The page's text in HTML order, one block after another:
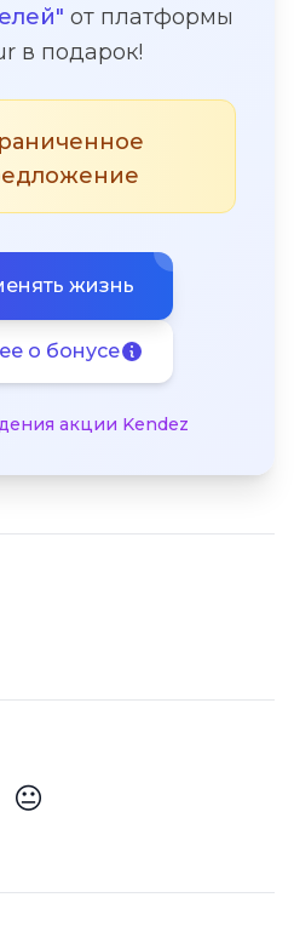
от платформы
в подарок!
жизнь
о бонусе
акции Kendez
😐